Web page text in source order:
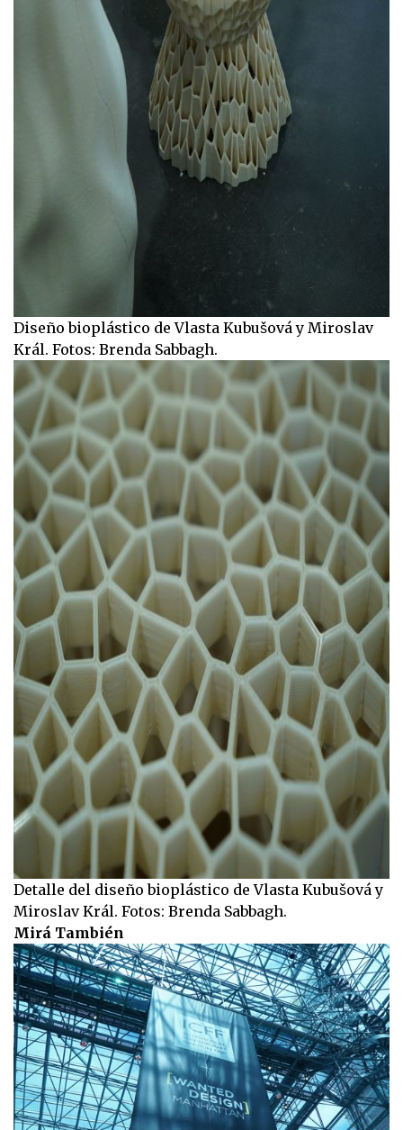
Diseño bioplástico de Vlasta Kubušová y Miroslav
Král. Fotos: Brenda Sabbagh.
Detalle del diseño bioplástico de Vlasta Kubušová y
Miroslav Král. Fotos: Brenda Sabbagh.
Mirá También